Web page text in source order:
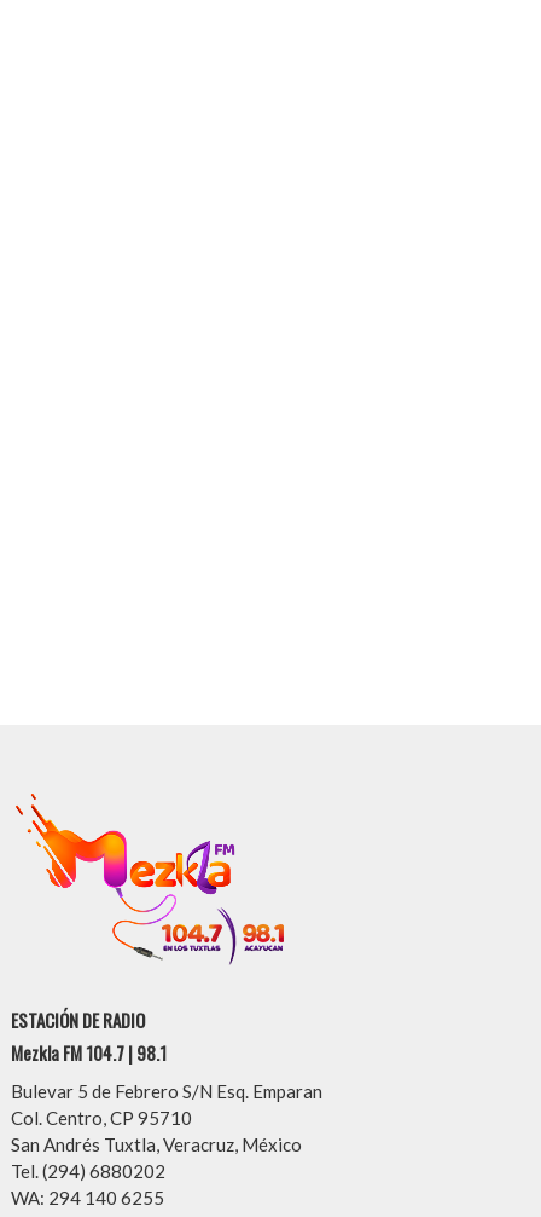
ESTACIÓN DE RADIO
Mezkla FM 104.7 | 98.1
Bulevar 5 de Febrero S/N Esq. Emparan
Col. Centro, CP 95710
San Andrés Tuxtla, Veracruz, México
Tel. (294) 6880202
WA: 294 140 6255